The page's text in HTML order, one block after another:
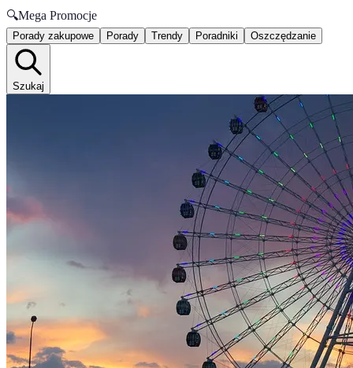
🔍Mega Promocje
Porady zakupowe Porady Trendy Poradniki Oszczędzanie
Szukaj